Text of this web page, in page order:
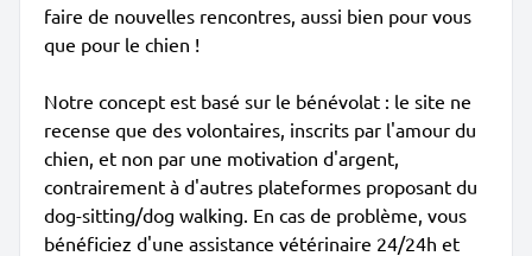
faire de nouvelles rencontres, aussi bien pour vous
que pour le chien !
Notre concept est basé sur le bénévolat : le site ne
recense que des volontaires, inscrits par l'amour du
chien, et non par une motivation d'argent,
contrairement à d'autres plateformes proposant du
dog-sitting/dog walking. En cas de problème, vous
bénéficiez d'une assistance vétérinaire 24/24h et